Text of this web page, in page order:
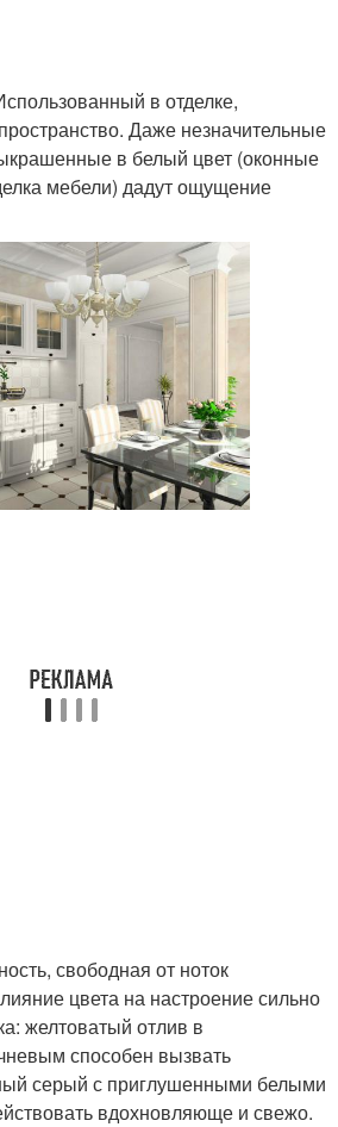
в отделке,
Даже незначительные
в белый цвет (оконные
мебели) дадут ощущение
свободная от ноток
цвета на настроение сильно
желтоватый отлив в
способен вызвать
серый с приглушенными белыми
вдохновляюще и свежо.